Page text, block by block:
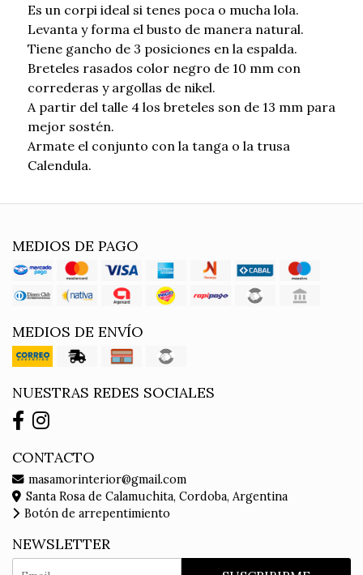
Es un corpi ideal si tenes poca o mucha lola.
Levanta y forma el busto de manera natural.
Tiene gancho de 3 posiciones en la espalda.
Breteles rasados color negro de 10 mm con
correderas y argollas de nikel.
A partir del talle 4 los breteles son de 13 mm para
mejor sostén.
Armate el conjunto con la tanga o la trusa
Calendula.
MEDIOS DE PAGO
MEDIOS DE ENVÍO
NUESTRAS REDES SOCIALES
CONTACTO
masamorinterior@gmail.com
Santa Rosa de Calamuchita, Cordoba, Argentina
Botón de arrepentimiento
NEWSLETTER